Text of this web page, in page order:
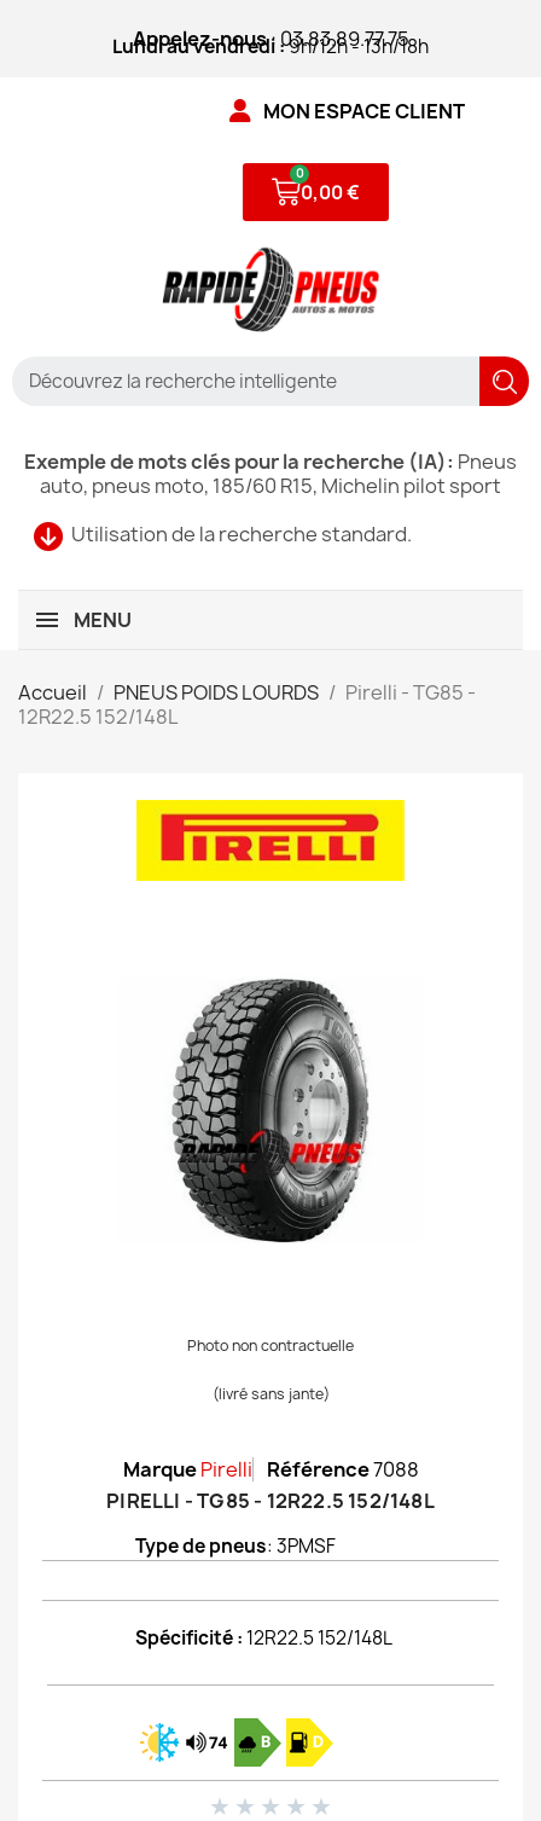
Appelez-nous: 03.83.89.77.75
Lundi au vendredi :9h/12h - 13h/18h
MON ESPACE CLIENT
0,00 €
Utilisation de la recherche standard.
Exemple de mots clés pour la recherche (IA): Pneus
auto, pneus moto, 185/60 R15, Michelin pilot sport
MENU
Accueil PNEUS POIDS LOURDS
Pirelli - TG85 -
12R22.5 152/148L
Photo non contractuelle
(livré sans jante)
Marque Pirelli Référence7088
PIRELLI - TG85 - 12R22.5 152/148L
Type de pneus: 3PMSF
Spécificité : 12R22.5 152/148L
★ ★ ★ ★ ★